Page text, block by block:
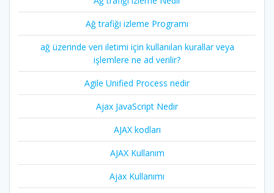
Ağ trafiği izleme Programı
ağ üzerinde veri iletimi için kullanılan kurallar veya
işlemlere ne ad verilir?
Agile Unified Process nedir
Ajax JavaScript Nedir
AJAX kodları
AJAX Kullanım
Ajax Kullanımı